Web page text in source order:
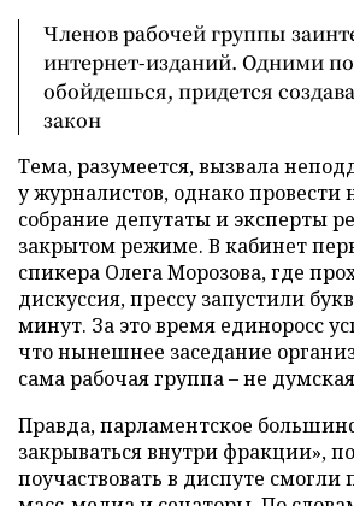
Членов рабочей группы
интернет-изданий. Одними
обойдешься, придется
закон
Тема, разумеется, вызвала
у журналистов, однако провести
собрание депутаты и эксперты
закрытом режиме. В кабинет
спикера Олега Морозова, где
дискуссия, прессу запустили
минут. За это время единоросс
что нынешнее заседание
сама рабочая группа – не
Правда, парламентское
закрываться внутри фракции»,
поучаствовать в диспуте смогли